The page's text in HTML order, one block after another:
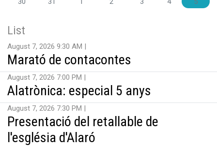
List
August 7, 2026 9:30 AM
Marató de contacontes
August 7, 2026 7:00 PM
Alatrònica: especial 5 anys
August 7, 2026 7:30 PM
Presentació del retallable de
l'església d'Alaró